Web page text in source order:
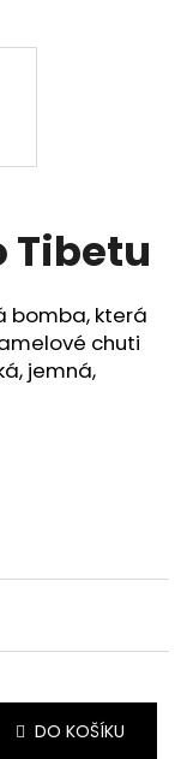
Tibetu
bomba, která
chuti
jemná,
DO KOŠÍKU